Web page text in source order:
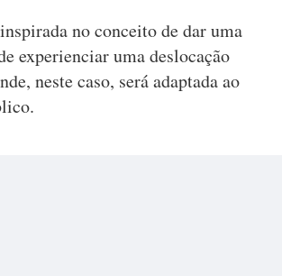
no conceito de dar uma
experienciar uma deslocação
neste caso, será adaptada ao